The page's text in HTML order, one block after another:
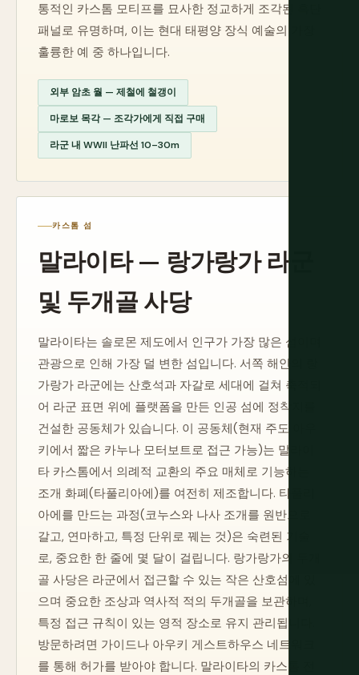
통적인 카스톰 모티프를 묘사한 정교하게 조각된 흑단
패널로 유명하며, 이는 현대 태평양 장식 예술의 가장
훌륭한 예 중 하나입니다.
외부 암초 월 — 제철에 철갱이
마로보 목각 — 조각가에게 직접 구매
라군 내 WWII 난파선 10–30m
카스톰 섬
말라이타 — 랑가랑가 라군
및 두개골 사당
말라이타는 솔로몬 제도에서 인구가 가장 많은 섬이며
관광으로 인해 가장 덜 변한 섬입니다. 서쪽 해안의 랑
가랑가 라군에는 산호석과 자갈로 세대에 걸쳐 축적되
어 라군 표면 위에 플랫폼을 만든 인공 섬에 정착지를
건설한 공동체가 있습니다. 이 공동체(현재 주도 아우
키에서 짧은 카누나 모터보트로 접근 가능)는 말라이
타 카스톰에서 의례적 교환의 주요 매체로 기능하는
조개 화폐(타풀리아에)를 여전히 제조합니다. 타풀리
아에를 만드는 과정(코누스와 나사 조개를 원반으로
갈고, 연마하고, 특정 단위로 꿰는 것)은 숙련된 기술
로, 중요한 한 줄에 몇 달이 걸립니다. 랑가랑가의 두개
골 사당은 라군에서 접근할 수 있는 작은 산호섬에 있
으며 중요한 조상과 역사적 적의 두개골을 보관하며,
특정 접근 규칙이 있는 영적 장소로 유지 관리됩니다.
방문하려면 가이드나 아우키 게스트하우스 네트워크
를 통해 허가를 받아야 합니다. 말라이타의 카스톰 전